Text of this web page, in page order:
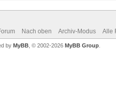
Nach oben Archiv-Modus Alle
by MyBB , © 2002-2026 MyBB Group